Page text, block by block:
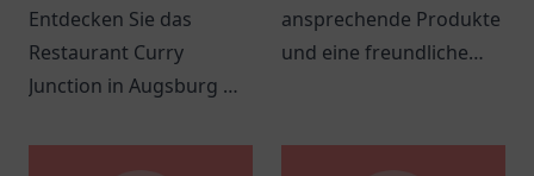
Entdecken Sie das
Restaurant Curry
Junction in Augsburg mit
Gerichten und
ansprechende Produkte
und eine freundliche
lohnenswerter Besuch